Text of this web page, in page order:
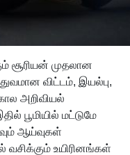
சூரியன் முதலான
விட்டம், இயல்பு,
அறிவியல்
பூமியில் மட்டுமே
ஆய்வுகள்
வசிக்கும் உயிரினங்கள்